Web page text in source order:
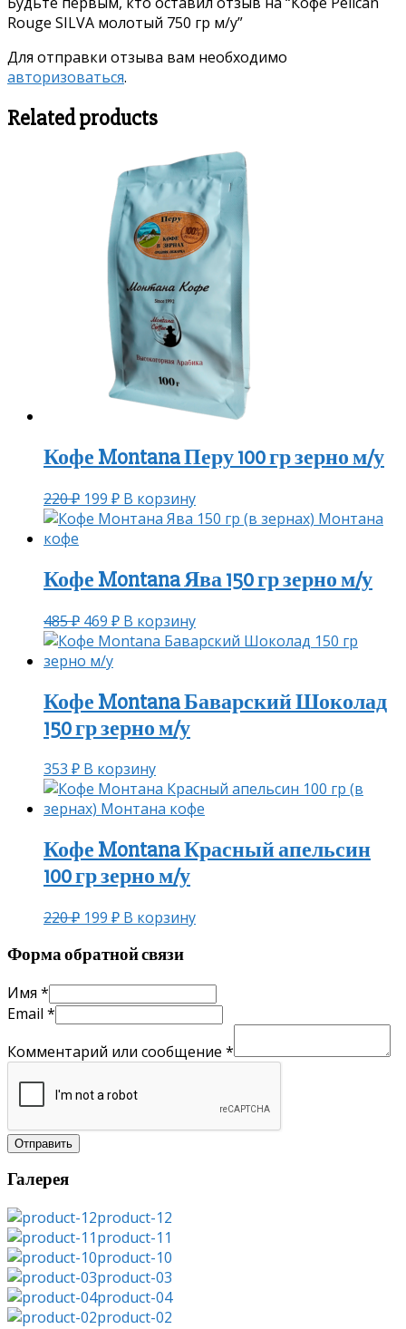
Rouge SILVA молотый 750 гр м/у”
Для отправки отзыва вам необходимо
авторизоваться.
Related products
Кофе Montana Перу 100 гр зерно м/у
220₽ 199 ₽ В корзину
Кофе Montana Ява 150 гр зерно м/у
485₽ 469 ₽ В корзину
Кофе Montana Баварский Шоколад
150 гр зерно м/у
353 ₽ В корзину
Кофе Montana Красный апельсин
100 гр зерно м/у
220₽ 199 ₽ В корзину
Форма обратной связи
Имя *
Email *
Комментарий или сообщение *
Отправить
Галерея
product-12
product-11
product-10
product-03
product-04
product-02